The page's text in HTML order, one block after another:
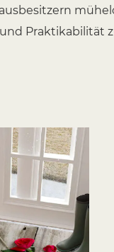
Praktikabilität
Läufermatte in
und
wirkt.
kalte
Ein